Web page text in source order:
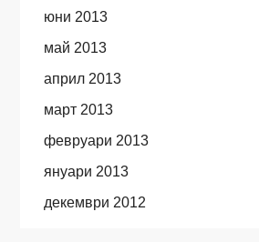
юни 2013
май 2013
април 2013
март 2013
февруари 2013
януари 2013
декември 2012